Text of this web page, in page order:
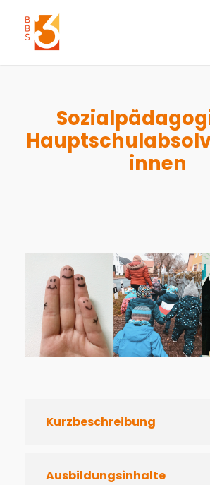
innen
Kurzbeschreibung
Ausbildungsinhalte